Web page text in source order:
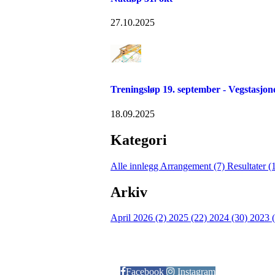
27.10.2025
Treningsløp 19. september -
18.09.2025
Kategori
Alle innlegg Arrangement (7) Resultater
Arkiv
April 2026 (2) 2025 (22) 2024 (30) 2023
Facebook
Instagram